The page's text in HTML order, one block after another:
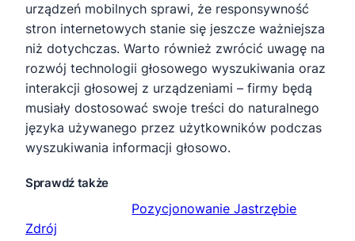
urządzeń mobilnych sprawi, że responsywność
stron internetowych stanie się jeszcze ważniejsza
niż dotychczas. Warto również zwrócić uwagę na
rozwój technologii głosowego wyszukiwania oraz
interakcji głosowej z urządzeniami – firmy będą
musiały dostosować swoje treści do naturalnego
języka używanego przez użytkowników podczas
wyszukiwania informacji głosowo.
Sprawdź także
Pozycjonowanie Jastrzębie
Zdrój